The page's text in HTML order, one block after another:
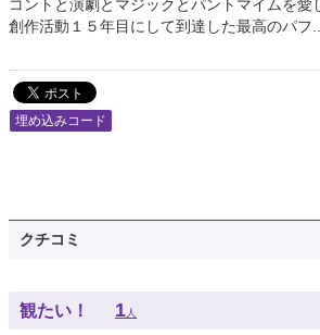
コントと演劇とマジックとパントマイムを愛
創作活動１５年目にして到達した最高のパフ...
埋め込みコード
クチコミ
観たい！ 1人